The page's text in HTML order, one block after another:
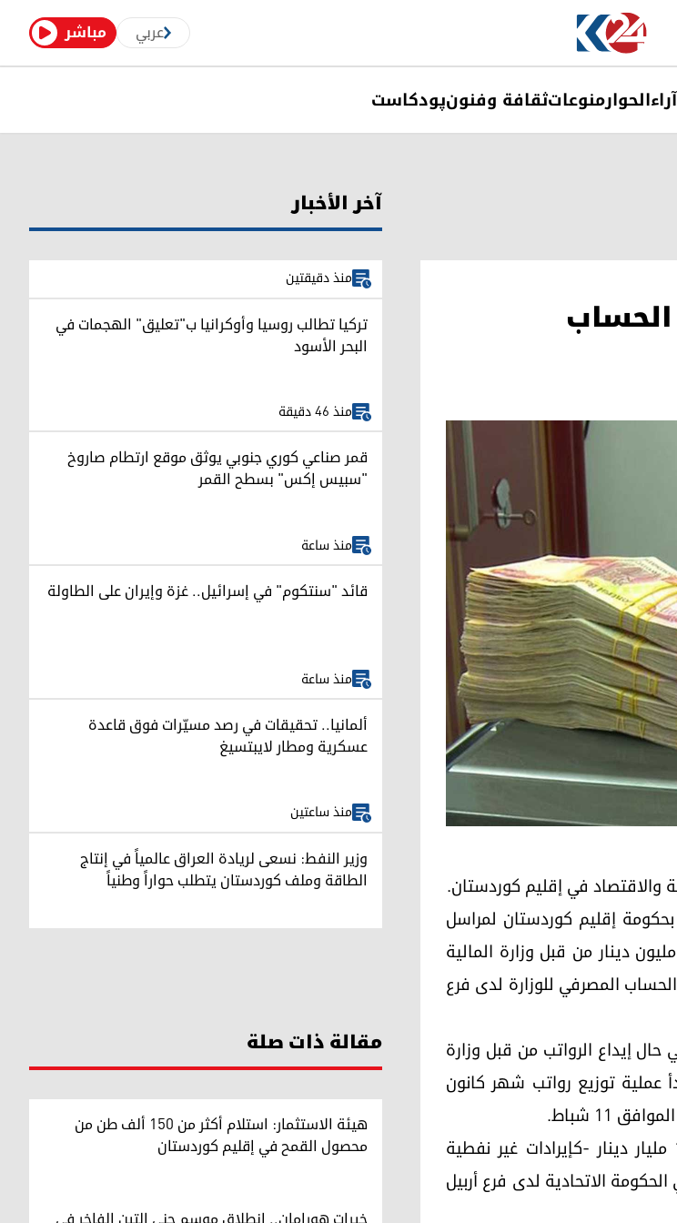
مباشر عربي
آراءالحوارمنوعاتثقافة وفنونپودکاست
والاقتصاد في إقليم كوردستان.
والاقتصاد بحكومة إقليم كوردستان لمراسل
"كوردستان 24" (هوشمند صادق)، بأنه تم إيداع مبلغ 931 ملياراً و250 مليون دينار من قبل وزارة المالية
المصرفي للوزارة لدى فرع
إيداع الرواتب من قبل وزارة
اليوم الثلاثاء 10 شباط، فستبدأ عملية توزيع رواتب شهر كانون
11 شباط.
يأتي ذلك في وقتٍ جرى فيه، يوم الخميس 5 شباط 2026، إيداع 120 مليار دينار -كإيرادات غير نفطية
الاتحادية لدى فرع أربيل
آخر الأخبار
منذ دقيقتين
تركيا تطالب روسيا وأوكرانيا ب"تعليق" الهجمات في
البحر الأسود
منذ 46 دقيقة
قمر صناعي كوري جنوبي يوثق موقع ارتطام صاروخ
"سبيس إكس" بسطح القمر
منذ ساعة
قائد "سنتكوم" في إسرائيل.. غزة وإيران على الطاولة
منذ ساعة
ألمانيا.. تحقيقات في رصد مسيّرات فوق قاعدة
عسكرية ومطار لايبتسيغ
منذ ساعتين
وزير النفط: نسعى لريادة العراق عالمياً في إنتاج
الطاقة وملف كوردستان يتطلب حواراً وطنياً
مقالة ذات صلة
هيئة الاستثمار: استلام أكثر من 150 ألف طن من
محصول القمح في إقليم كوردستان